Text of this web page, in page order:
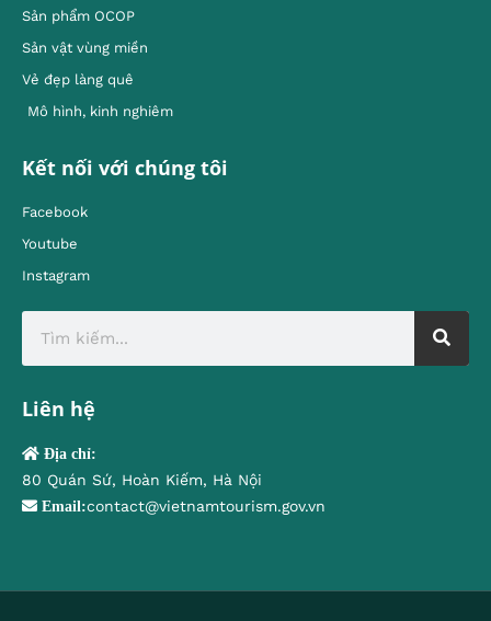
Sản phẩm OCOP
Sản vật vùng miền
Vẻ đẹp làng quê
Mô hình, kinh nghiêm
Kết nối với chúng tôi
Facebook
Youtube
Instagram
Liên hệ
Địa chỉ:
80 Quán Sứ, Hoàn Kiếm, Hà Nội
Email:contact@vietnamtourism.gov.vn